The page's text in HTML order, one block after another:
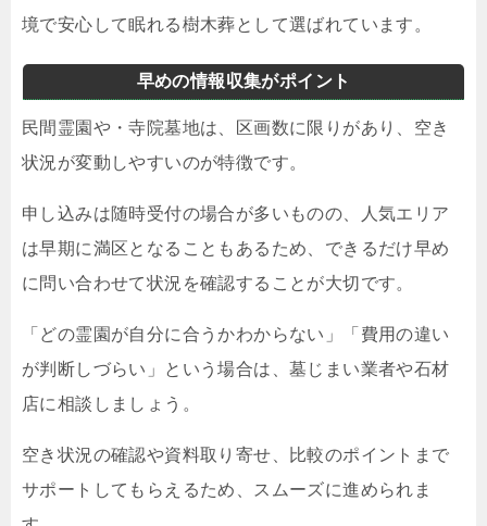
境で安心して眠れる樹木葬として選ばれています。
早めの情報収集がポイント
民間霊園や・寺院墓地は、区画数に限りがあり、空き
状況が変動しやすいのが特徴です。
申し込みは随時受付の場合が多いものの、人気エリア
は早期に満区となることもあるため、できるだけ早め
に問い合わせて状況を確認することが大切です。
「どの霊園が自分に合うかわからない」「費用の違い
が判断しづらい」という場合は、墓じまい業者や石材
店に相談しましょう。
空き状況の確認や資料取り寄せ、比較のポイントまで
サポートしてもらえるため、スムーズに進められま